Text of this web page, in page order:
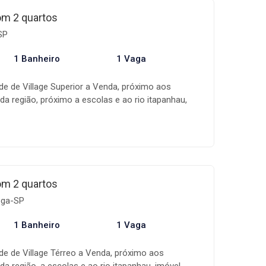
assim na realização do seu sonho! Os valores,
dos imóveis estão sujeitos a alteração sem
2 quartos
1 Banheiro 1 Vaga
de Village Superior a Venda, próximo aos
região, próximo a escolas e ao rio itapanhau,
assim na realização do seu sonho! Os valores,
dos imóveis estão sujeitos a alteração sem
2 quartos
SP
1 Banheiro 1 Vaga
de Village Térreo a Venda, próximo aos